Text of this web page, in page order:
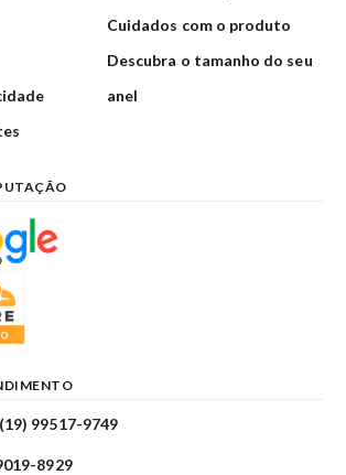
Cuidados com o produto
Descubra o tamanho do seu
anel
99517-9749
8929